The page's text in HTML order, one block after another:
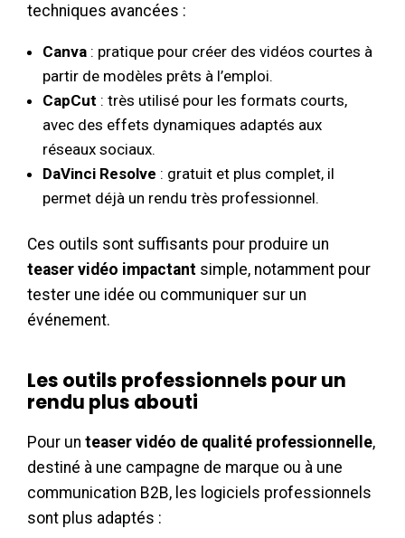
techniques avancées :
Canva : pratique pour créer des vidéos courtes à
partir de modèles prêts à l’emploi.
CapCut : très utilisé pour les formats courts,
avec des effets dynamiques adaptés aux
réseaux sociaux.
DaVinci Resolve : gratuit et plus complet, il
permet déjà un rendu très professionnel.
Ces outils sont suffisants pour produire un
teaser vidéo impactant simple, notamment pour
tester une idée ou communiquer sur un
événement.
Les outils professionnels pour un
rendu plus abouti
Pour un teaser vidéo de qualité professionnelle,
destiné à une campagne de marque ou à une
communication B2B, les logiciels professionnels
sont plus adaptés :